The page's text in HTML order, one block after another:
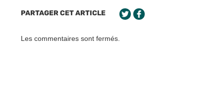
PARTAGER CET ARTICLE
Les commentaires sont fermés.